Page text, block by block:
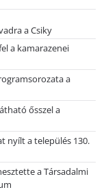
a Csiky
a kamarazenei
a
ősszel a
nyílt a település 130.
a Társadalmi